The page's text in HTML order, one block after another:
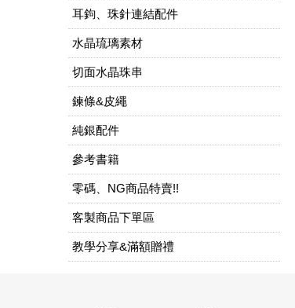
耳鉤、珠針連結配件
水晶琉璃素材
切面水晶珠串
鍊條&皮繩
純銀配件
參考書籍
零碼、NG商品特賣!!
客製商品下單區
教學分享&滿額贈禮